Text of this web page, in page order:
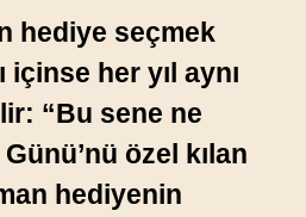
hediye seçmek
içinse her yıl aynı
“Bu sene ne
özel kılan
hediyenin